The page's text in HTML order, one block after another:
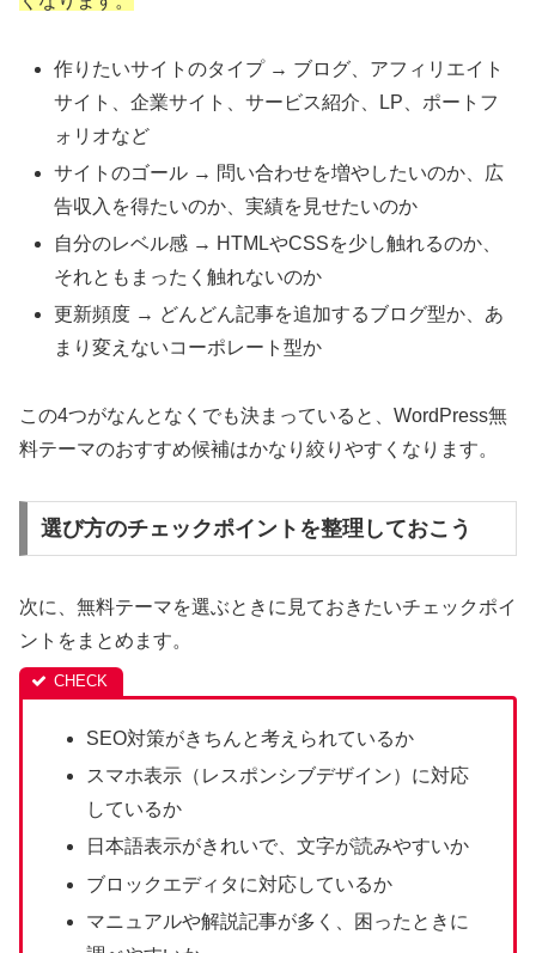
作りたいサイトのタイプ → ブログ、アフィリエイト
サイト、企業サイト、サービス紹介、LP、ポートフ
ォリオなど
サイトのゴール → 問い合わせを増やしたいのか、広
告収入を得たいのか、実績を見せたいのか
自分のレベル感 → HTMLやCSSを少し触れるのか、
それともまったく触れないのか
更新頻度 → どんどん記事を追加するブログ型か、あ
まり変えないコーポレート型か
この4つがなんとなくでも決まっていると、WordPress無
料テーマのおすすめ候補はかなり絞りやすくなります。
選び方のチェックポイントを整理しておこう
次に、無料テーマを選ぶときに見ておきたいチェックポイ
ントをまとめます。
SEO対策がきちんと考えられているか
スマホ表示（レスポンシブデザイン）に対応
しているか
日本語表示がきれいで、文字が読みやすいか
ブロックエディタに対応しているか
マニュアルや解説記事が多く、困ったときに